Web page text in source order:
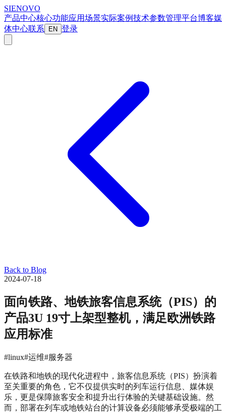
SIENOVO
产品中心核心功能应用场景实际案例技术参数管理平台博客媒
体中心联系 EN 登录
Back to Blog
2024-07-18
面向铁路、地铁旅客信息系统（PIS）的
产品3U 19寸上架型整机，满足欧洲铁路
应用标准
#linux#运维#服务器
在铁路和地铁的现代化进程中，旅客信息系统（PIS）扮演着
至关重要的角色，它不仅提供实时的列车运行信息、媒体娱
乐，更是保障旅客安全和提升出行体验的关键基础设施。然
而，部署在列车或地铁站台的计算设备必须能够承受极端的工